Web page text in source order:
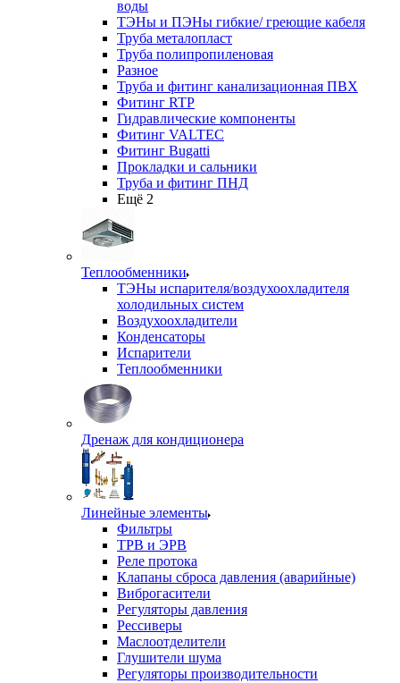
воды
ТЭНы и ПЭНы гибкие/ греющие кабеля
Труба металопласт
Труба полипропиленовая
Разное
Труба и фитинг канализационная ПВХ
Фитинг RTP
Гидравлические компоненты
Фитинг VALTEC
Фитинг Bugatti
Прокладки и сальники
Труба и фитинг ПНД
Ещё 2
Теплообменники
ТЭНы испарителя/воздухоохладителя
холодильных систем
Воздухоохладители
Конденсаторы
Испарители
Теплообменники
Дренаж для кондиционера
Линейные элементы
Фильтры
ТРВ и ЭРВ
Реле протока
Клапаны сброса давления (аварийные)
Виброгасители
Регуляторы давления
Рессиверы
Маслоотделители
Глушители шума
Регуляторы производительности